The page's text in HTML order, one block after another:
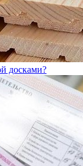
досками?